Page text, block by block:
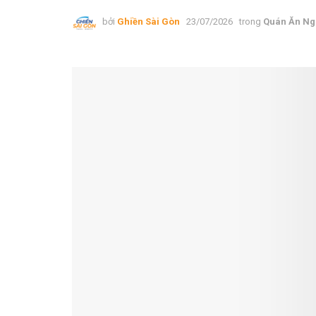
bởi Ghiền Sài Gòn 23/07/2026 trong Quán Ăn